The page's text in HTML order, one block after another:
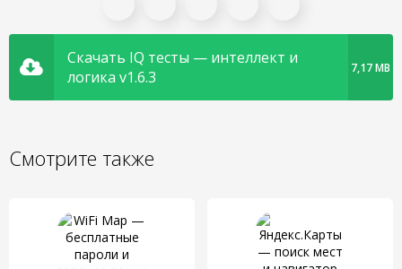
Скачать IQ тесты — интеллект и
логика v1.6.3
7,17 MB
Смотрите также